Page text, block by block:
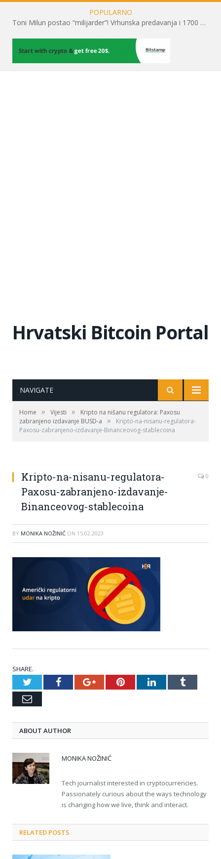
POPULARNO
Toni Milun postao “milijarder”! Vrhunska predavanja i 1700 posjetitelja obilježili su mjesec financijske pismenosti
Hrvatski Bitcoin Portal
NAVIGATE
Home » Vijesti »
Kripto na nišanu regulatora: Paxosu
zabranjeno izdavanje BUSD-a
»
Kripto-na-nisanu-regulatora-
Paxosu-zabranjeno-izdavanje-Binanceovog-stablecoina
Kripto-na-nisanu-regulatora-
Paxosu-zabranjeno-izdavanje-
Binanceovog-stablecoina
0
BY MONIKA NOŽINIĆ ON 15.02.2023
SHARE.
TwitterFacebookGoogle+PinterestLinkedInTumblr
Email
ABOUT AUTHOR
MONIKA NOŽINIĆ
Tech journalist interested in cryptocurrencies.
Passionately curious about the ways technology
is changing how we live, think and interact.
RELATED POSTS